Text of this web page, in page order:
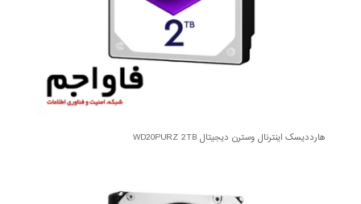
هارددیسک اینترنال وسترن دیجیتال WD20PURZ 2TB